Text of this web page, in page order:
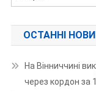
ОСТАННІ
На Вінниччині
через кордон за